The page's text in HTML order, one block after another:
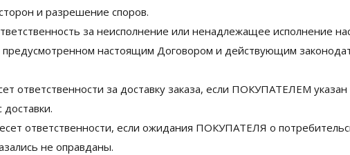
и разрешение споров.
за неисполнение или ненадлежащее исполнение
предусмотренном настоящим Договором и действующим
ответственности за доставку заказа, если ПОКУПАТЕЛЕМ указан
ответственности, если ожидания ПОКУПАТЕЛЯ о
не оправданы.